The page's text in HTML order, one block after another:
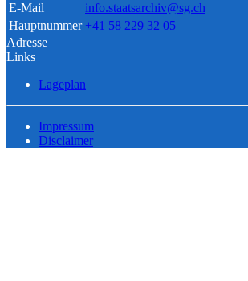
E-Mail
info.staatsarchiv@sg.ch
Hauptnummer +41 58 229 32 05
Adresse
Links
Lageplan
Impressum
Disclaimer